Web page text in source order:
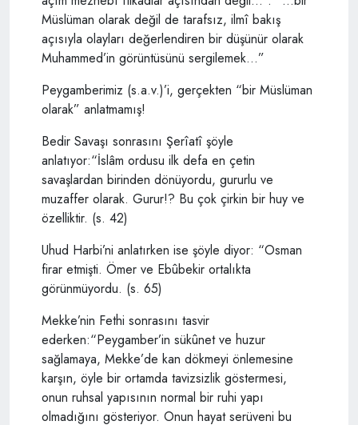
Müslüman olarak değil de tarafsız, ilmî bakış
açısıyla olayları değerlendiren bir düşünür olarak
Muhammed’in görüntüsünü sergilemek…”
Peygamberimiz (s.a.v.)’i, gerçekten “bir Müslüman
olarak” anlatmamış!
Bedir Savaşı sonrasını Şerîatî şöyle
anlatıyor:“İslâm ordusu ilk defa en çetin
savaşlardan birinden dönüyordu, gururlu ve
muzaffer olarak. Gurur!? Bu çok çirkin bir huy ve
özelliktir. (s. 42)
Uhud Harbi’ni anlatırken ise şöyle diyor: “Osman
firar etmişti. Ömer ve Ebûbekir ortalıkta
görünmüyordu. (s. 65)
Mekke’nin Fethi sonrasını tasvir
ederken:“Peygamber’in sükûnet ve huzur
sağlamaya, Mekke’de kan dökmeyi önlemesine
karşın, öyle bir ortamda tavizsizlik göstermesi,
onun ruhsal yapısının normal bir ruhi yapı
olmadığını gösteriyor. Onun hayat serüveni bu